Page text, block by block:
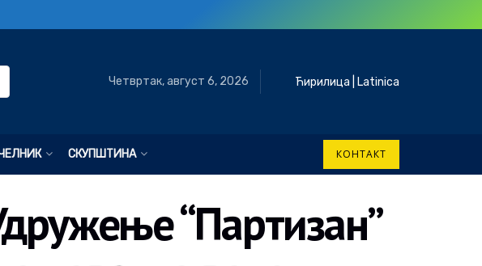
Четвртак, август 6, 2026 Ћирилица Latinica
СКУПШТИНА КОНТАКТ
“Партизан”